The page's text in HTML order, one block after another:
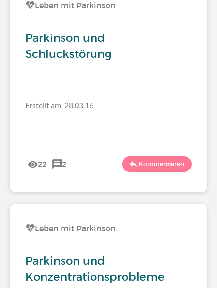
Leben mit Parkinson
Parkinson und
Schluckstörung
Erstellt am: 28.03.16
22 2 Kommentieren
Leben mit Parkinson
Parkinson und
Konzentrationsprobleme